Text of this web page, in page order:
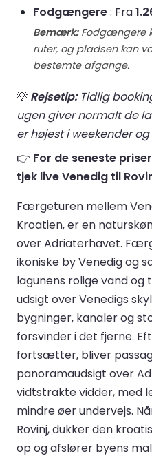
Fodgængere: Fra
Bemærk:Fodgængere
ruter, og pladsen kan
bestemte afgange.
💡 Rejsetip:Tidlig
ugen giver normalt de
er højest i weekender
👉 For de seneste
tjek live Venedig til
Færgeturen mellem
Kroatien, er en
over Adriaterhavet.
ikoniske by Venedig og
lagunens rolige vand
udsigt over Venedigs
bygninger, kanaler og
forsvinder i det fjerne.
fortsætter, bliver
panoramaudsigt over
vidtstrakte vidder, med
mindre øer undervejs.
Rovinj, dukker den
op og afslører byens